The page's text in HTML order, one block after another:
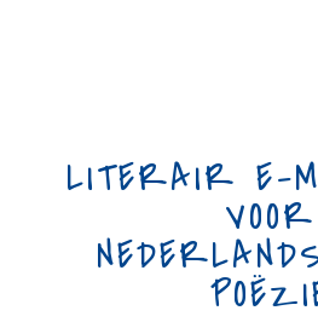
LITERAIR E-
VOOR